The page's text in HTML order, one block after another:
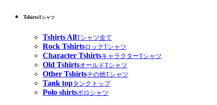
TshirtsTシャツ
Tshirts AllTシャツ全て
Rock TshirtsロックTシャツ
Character TshirtsキャラクターTシャツ
Old TshirtsオールドTシャツ
Other Tshirtsその他Tシャツ
Tank topタンクトップ
Polo shirtsポロシャツ